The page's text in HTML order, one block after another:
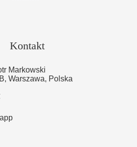
Kontakt
Markowski
Warszawa, Polska